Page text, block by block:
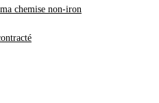
chemise non-iron